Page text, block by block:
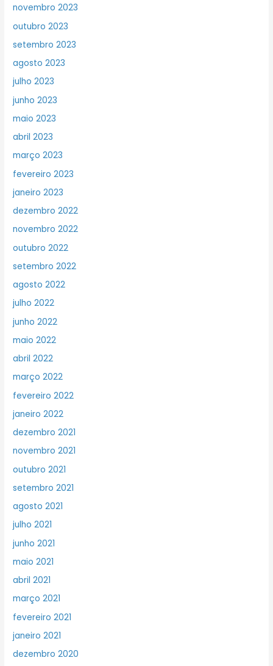
novembro 2023
outubro 2023
setembro 2023
agosto 2023
julho 2023
junho 2023
maio 2023
abril 2023
março 2023
fevereiro 2023
janeiro 2023
dezembro 2022
novembro 2022
outubro 2022
setembro 2022
agosto 2022
julho 2022
junho 2022
maio 2022
abril 2022
março 2022
fevereiro 2022
janeiro 2022
dezembro 2021
novembro 2021
outubro 2021
setembro 2021
agosto 2021
julho 2021
junho 2021
maio 2021
abril 2021
março 2021
fevereiro 2021
janeiro 2021
dezembro 2020